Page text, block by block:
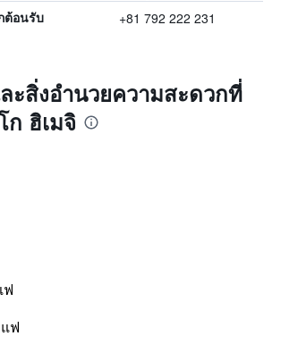
ต้อนรับ +81 792 222 231
ะสิ่งอำนวยความสะดวกที่
ก ฮิเมจิ
ฟ
ฟ